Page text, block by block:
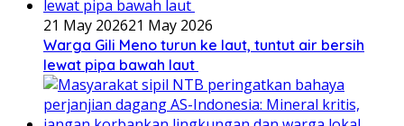
21 May 202621 May 2026
Warga Gili Meno turun ke laut, tuntut air bersih
lewat pipa bawah laut